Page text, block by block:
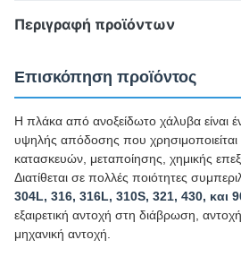
Περιγραφή προϊόντων
Επισκόπηση προϊόντος
Η πλάκα από ανοξείδωτο χάλυβα είναι
υψηλής απόδοσης που χρησιμοποιείται
κατασκευών, μεταποίησης, χημικής
Διατίθεται σε πολλές ποιότητες
304L, 316, 316L, 310S, 321, 430, και
εξαιρετική αντοχή στη διάβρωση,
μηχανική αντοχή.